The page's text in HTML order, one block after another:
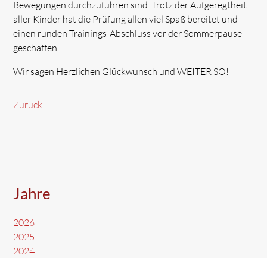
Bewegungen durchzuführen sind. Trotz der Aufgeregtheit
aller Kinder hat die Prüfung allen viel Spaß bereitet und
einen runden Trainings-Abschluss vor der Sommerpause
geschaffen.
Wir sagen Herzlichen Glückwunsch und WEITER SO!
Zurück
Jahre
2026
2025
2024